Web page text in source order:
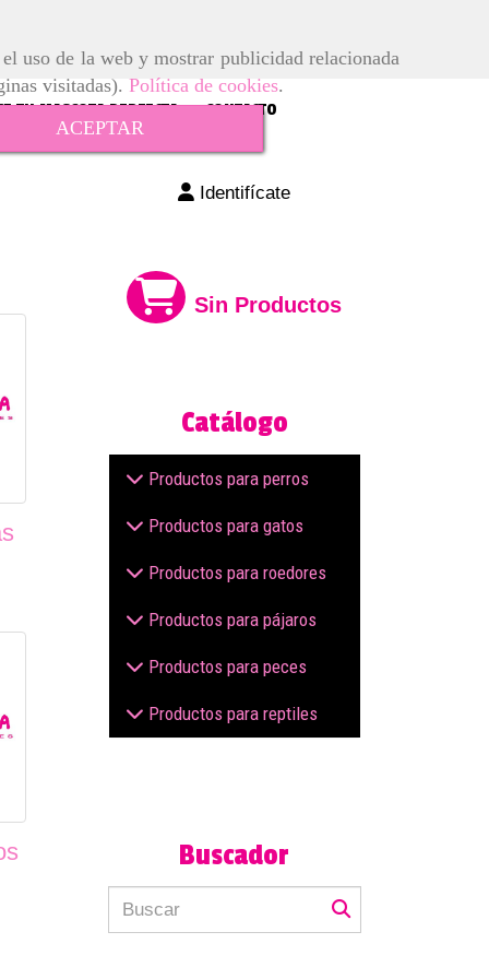
uso de la web y mostrar publicidad relacionada
visitadas). Política de cookies.
ACEPTAR
TU MASCOTA PERFECTA CONTACTO
Identifícate
Sin Productos
Catálogo
Productos para perros
Productos para gatos
Productos para roedores
Productos para pájaros
Productos para peces
Productos para reptiles
Buscador